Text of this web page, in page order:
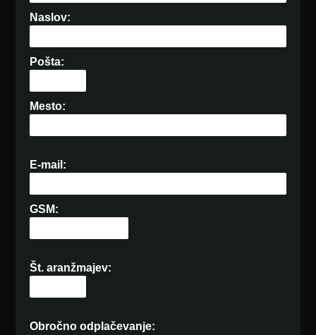
Naslov:
Pošta:
Mesto:
E-mail:
GSM:
Št. aranžmajev:
Obročno odplačevanje: